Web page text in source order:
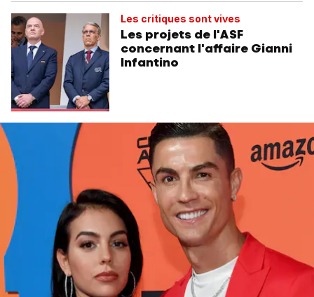
Les critiques sont vives
Les projets de l'ASF
concernant l'affaire Gianni
Infantino